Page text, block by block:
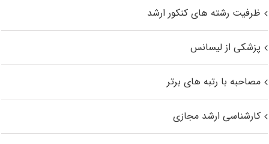
ظرفیت رشته های کنکور ارشد
پزشکی از لیسانس
مصاحبه با رتبه های برتر
کارشناسی ارشد مجازی